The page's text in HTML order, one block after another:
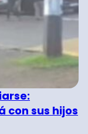
con sus hijos